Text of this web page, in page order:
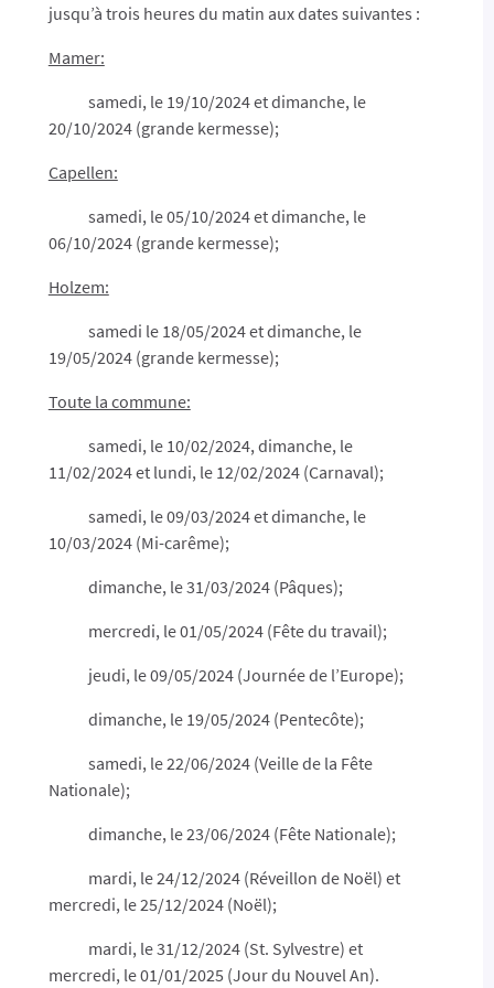
jusqu’à trois heures du matin aux dates suivantes :
Mamer:
samedi, le 19/10/2024 et dimanche, le
20/10/2024 (grande kermesse);
Capellen:
samedi, le 05/10/2024 et dimanche, le
06/10/2024 (grande kermesse);
Holzem:
samedi le 18/05/2024 et dimanche, le
19/05/2024 (grande kermesse);
Toute la commune:
samedi, le 10/02/2024, dimanche, le
11/02/2024 et lundi, le 12/02/2024 (Carnaval);
samedi, le 09/03/2024 et dimanche, le
10/03/2024 (Mi-carême);
dimanche, le 31/03/2024 (Pâques);
mercredi, le 01/05/2024 (Fête du travail);
jeudi, le 09/05/2024 (Journée de l’Europe);
dimanche, le 19/05/2024 (Pentecôte);
samedi, le 22/06/2024 (Veille de la Fête
Nationale);
dimanche, le 23/06/2024 (Fête Nationale);
mardi, le 24/12/2024 (Réveillon de Noël) et
mercredi, le 25/12/2024 (Noël);
mardi, le 31/12/2024 (St. Sylvestre) et
mercredi, le 01/01/2025 (Jour du Nouvel An).